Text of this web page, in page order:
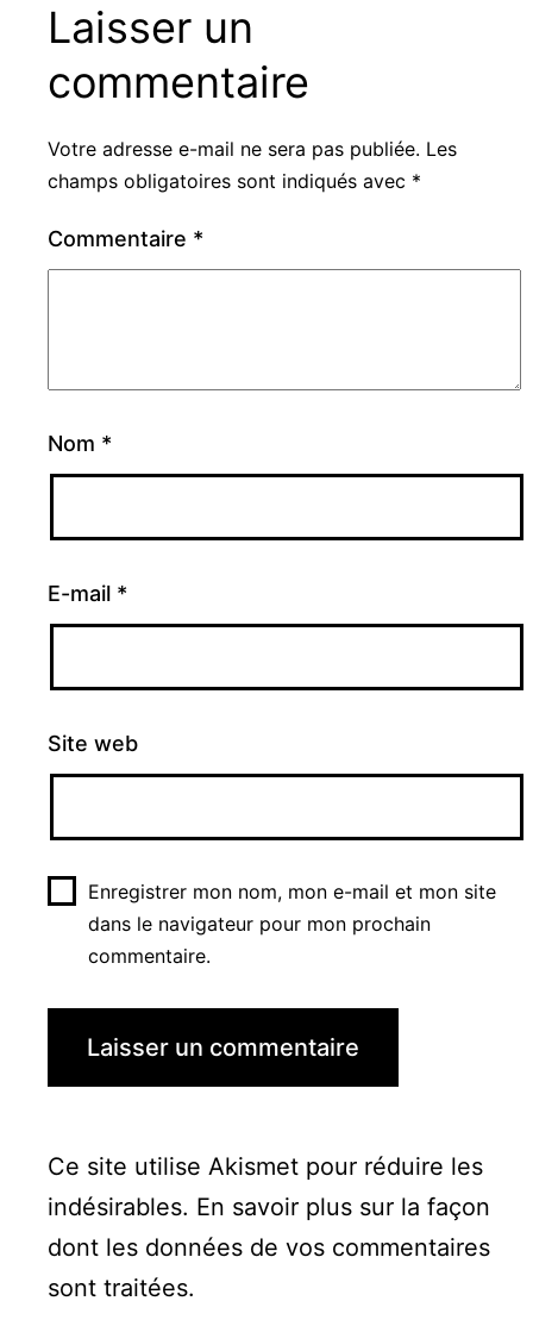
Laisser un
commentaire
Votre adresse e-mail ne sera pas publiée. Les
champs obligatoires sont indiqués avec *
Commentaire *
Nom *
E-mail *
Site web
Enregistrer mon nom, mon e-mail et mon site
dans le navigateur pour mon prochain
commentaire.
Ce site utilise Akismet pour réduire les
indésirables. En savoir plus sur la façon
dont les données de vos commentaires
sont traitées.